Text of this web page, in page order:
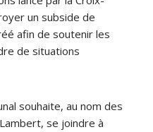
un subside de
afin de soutenir les
de situations
souhaite, au nom des
se joindre à